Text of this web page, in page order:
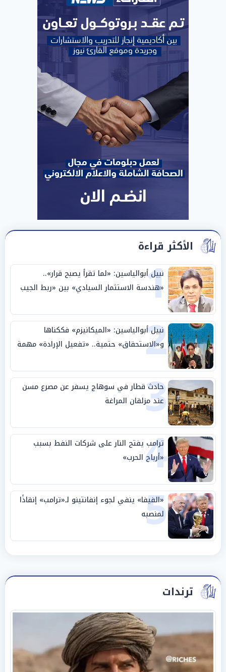
الأكثر قراءة
1
نبيل أبوالياسين: «لما تقرأ يصبح قرار»..
«هندسة الاستثمار السيادي» بين «ربط الجيب
بالوطن» و«سيادة الكلمة»
2
نبيل أبوالياسين: «الميكانيزم» فككناها
و«الاستحقاق» حتمية.. «تفعيل الإرادة» مهمة
الجامعة العربية
3
حادث قطار في سوهاج يسفر عن مصرع مسن
عند مزلقان المراغة
4
ترامب يفتح النار على شركات النفط بسبب
«أرباح الحرب»
5
«الفيفا» ينفي لجوء إنفانتينو لـ«ترامب» إنقاذًا
لمنصبه
ترندات